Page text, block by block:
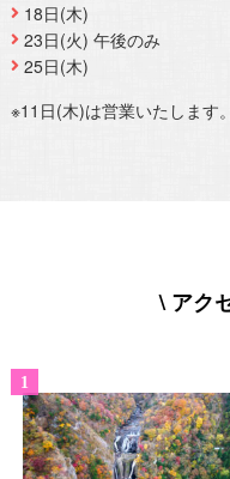
18日(木)
23日(火) 午後のみ
25日(木)
※11日(木)は営業いたします。
\ アク